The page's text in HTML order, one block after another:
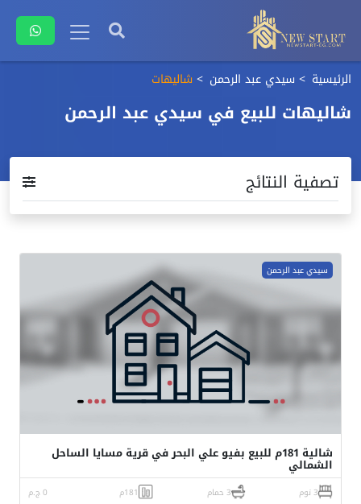
الرئيسية سيدي عبد الرحمن شاليهات
شاليهات للبيع في سيدي عبد الرحمن
تصفية النتائج
سيدي عبد الرحمن
شالية 181م للبيع بفيو علي البحر في قرية مسايا الساحل
الشمالي
3 نوم 3 حمام 181م 0 ج.م